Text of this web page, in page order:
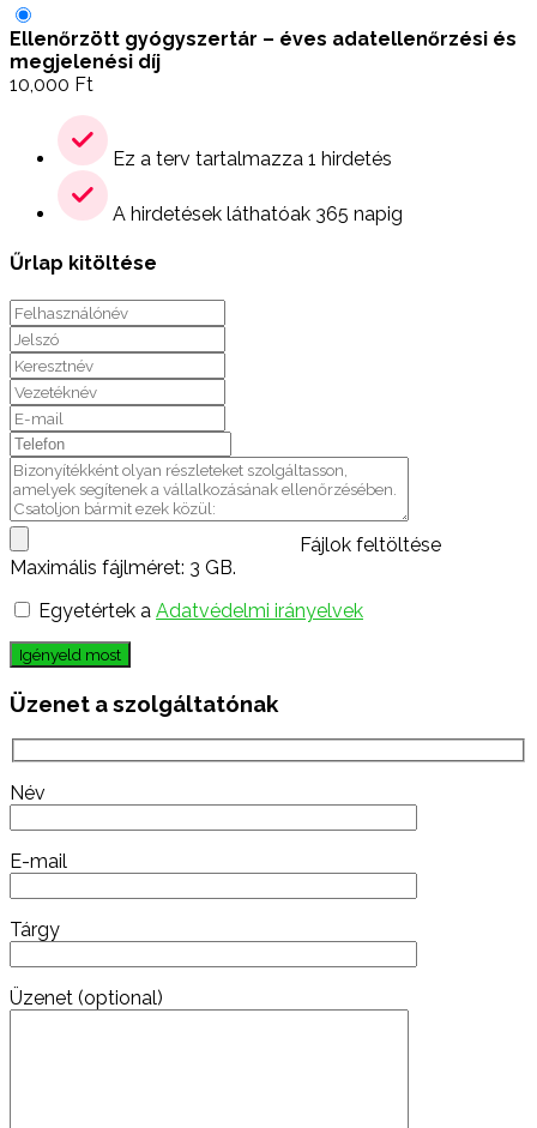
Ellenőrzött gyógyszertár – éves adatellenőrzési és
megjelenési díj
10,000 Ft
Ez a terv tartalmazza 1 hirdetés
A hirdetések láthatóak 365 napig
Űrlap kitöltése
Fájlok feltöltése
Maximális fájlméret: 3 GB.
Egyetértek a Adatvédelmi irányelvek
Igényeld most
Üzenet a szolgáltatónak
Név
E-mail
Tárgy
Üzenet (optional)